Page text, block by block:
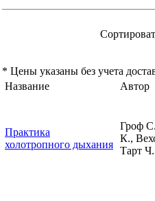
* Цены указаны без учета
Название
Автор
Практика
холотропного дыхания
Гроф
К.,
Тарт Ч.